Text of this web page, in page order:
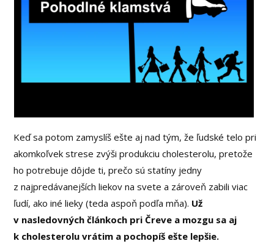
Keď sa potom zamyslíš ešte aj nad tým, že ľudské telo pri
akomkoľvek strese zvýši produkciu cholesterolu, pretože
ho potrebuje dôjde ti, prečo sú statíny jedny
z najpredávanejších liekov na svete a zároveň zabili viac
ľudí, ako iné lieky (teda aspoň podľa mňa). Už
v nasledovných článkoch pri Čreve a mozgu sa aj
k cholesterolu vrátim a pochopíš ešte lepšie.